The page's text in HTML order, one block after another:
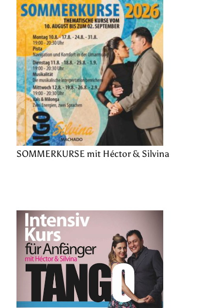
SOMMERKURSE mit Héctor & Silvina